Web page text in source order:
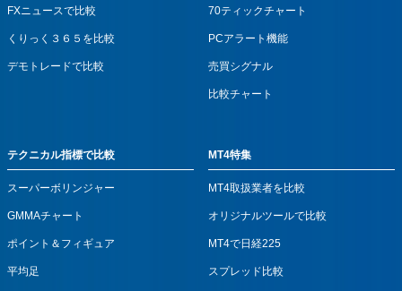
FXニュースで比較
くりっく３６５を比較
デモトレードで比較
70ティックチャート
PCアラート機能
売買シグナル
比較チャート
テクニカル指標で比較
スーパーボリンジャー
GMMAチャート
ポイント＆フィギュア
平均足
MT4特集
MT4取扱業者を比較
オリジナルツールで比較
MT4で日経225
スプレッド比較